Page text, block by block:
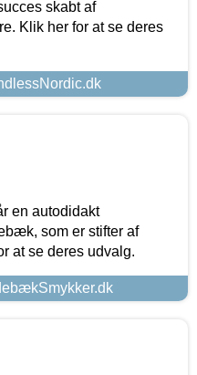
skabt af
Klik her for at se deres
en autodidakt
som er stifter af
at se deres udvalg.